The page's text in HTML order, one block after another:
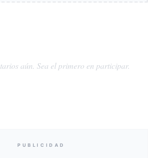
aún. Sea el primero en participar.
PUBLICIDAD